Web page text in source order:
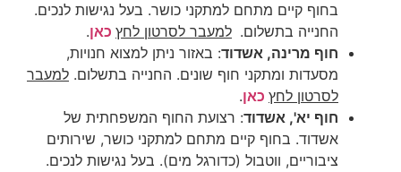
בחוף קיים מתחם למתקני כושר. בעל נגישות לנכים.
החנייה בתשלום. למעבר לסרטון לחץ כאן.
חוף מרינה, אשדוד: באזור ניתן למצוא חנויות,
מסעדות ומתקני חוף שונים. החנייה בתשלום. למעבר
לסרטון לחץ כאן.
חוף יא', אשדוד: רצועת החוף המשפחתית של
אשדוד. בחוף קיים מתחם למתקני כושר, שירותים
ציבוריים, ווטבול (כדורגל מים). בעל נגישות לנכים.